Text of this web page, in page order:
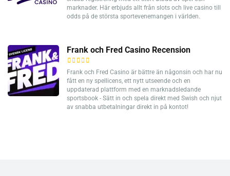
marknader. Här erbjuds allt från slots och live casino till
odds på de största sportevenemangen i världen.
Frank och Fred Casino Recension
Frank och Fred Casino är bättre än någonsin och har nu
fått en ny spellicens, ett nytt utseende och en
uppdaterad plattform med en marknadsledande
sportsbook - Sätt in och spela direkt med Swish och njut
av snabba utbetalningar direkt in på kontot!